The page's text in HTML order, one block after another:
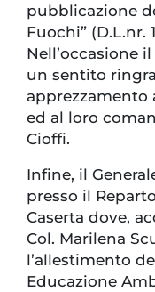
pubblicazione
Fuochi” (D.L.nr.
Nell’occasione
un sentito
ed al loro
Cioffi.
Infine, il
presso il
Caserta dove,
Col. Marilena
l’allestimento
Educazione